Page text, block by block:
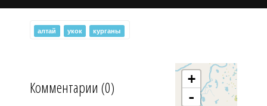
алтай укок курганы
Комментарии (0) +
-